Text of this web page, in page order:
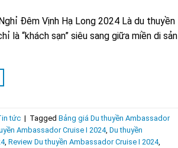
Đêm Vịnh Hạ Long 2024 Là du thuyền
là “khách sạn” siêu sang giữa miền di sản
tức | Tagged Bảng giá Du thuyền Ambassador
Ambassador Cruise I 2024, Du thuyền
, Review Du thuyền Ambassador Cruise I 2024,